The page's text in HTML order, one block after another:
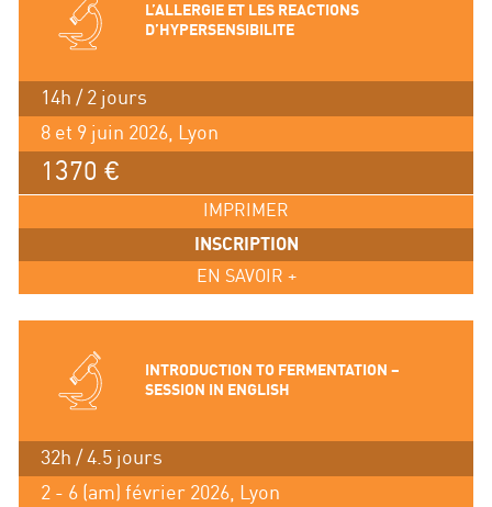
L’ALLERGIE ET LES REACTIONS
D’HYPERSENSIBILITE
14h / 2 jours
8 et 9 juin 2026, Lyon
1370 €
IMPRIMER
INSCRIPTION
EN SAVOIR +
INTRODUCTION TO FERMENTATION –
SESSION IN ENGLISH
32h / 4.5 jours
2 - 6 (am) février 2026, Lyon